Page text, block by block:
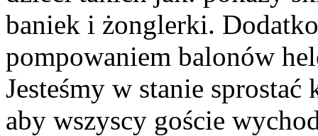
baniek i żonglerki.
pompowaniem balonów
Jesteśmy w stanie
aby wszyscy goście